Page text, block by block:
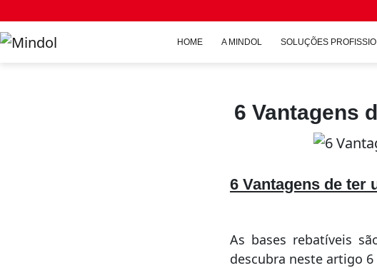
HOME A MINDOL SOLUÇÕES
6 Vantagens
6 Vantagens de ter
As bases rebatíveis
descubra neste artigo